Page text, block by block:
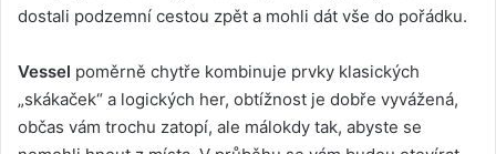
dostali podzemní cestou zpět a mohli dát vše do pořádku.
Vessel poměrně chytře kombinuje prvky klasických
„skákaček“ a logických her, obtížnost je dobře vyvážená,
občas vám trochu zatopí, ale málokdy tak, abyste se